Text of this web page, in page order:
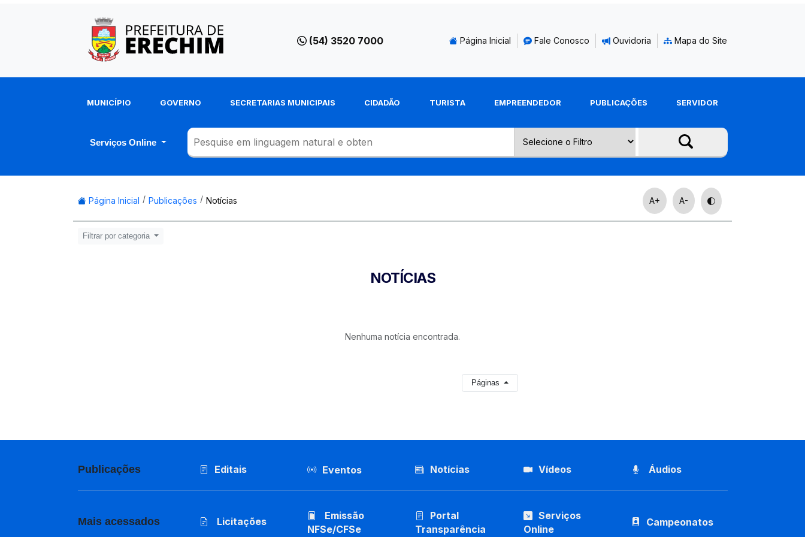
(54) 3520 7000 Página Inicial Fale Conosco Ouvidoria Mapa do Site
MUNICÍPIO GOVERNO SECRETARIAS MUNICIPAIS CIDADÃO TURISTA EMPREENDEDOR PUBLICAÇÕES SERVIDOR
Serviços Online
Página Inicial Publicações Notícias A+ A-
Filtrar por categoria
NOTÍCIAS
Nenhuma notícia encontrada.
Páginas
Publicações Editais Eventos Notícias Vídeos Áudios
Mais acessados Licitações
Emissão
NFSe/CFSe
Portal
Transparência
Serviços
Online
Campeonatos